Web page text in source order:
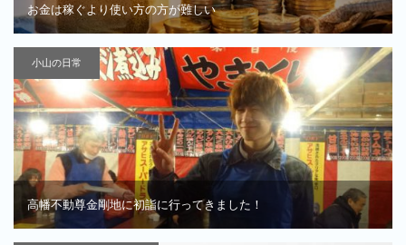
お金は稼ぐより使い方の方が難しい
小山の日常
高幡不動尊金剛地に初詣に行ってきました！